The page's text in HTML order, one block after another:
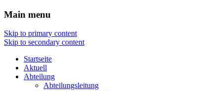
Main menu
Skip to primary content
Skip to secondary content
Startseite
Aktuell
Abteilung
Abteilungsleitung